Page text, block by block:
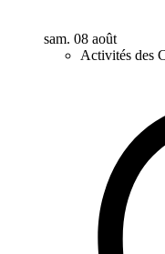
sam. 08 août
Activités des